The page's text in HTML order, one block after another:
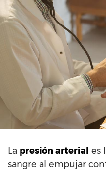
La presión arterial es
sangre al empujar